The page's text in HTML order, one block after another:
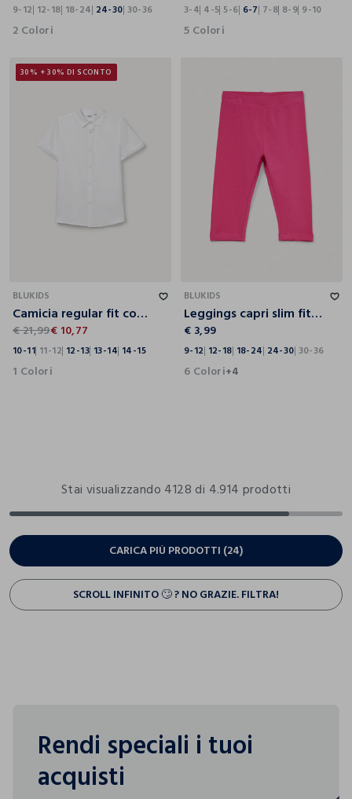
9-12 12-18 18-24 24-30 30-36
2 Colori
3-4 4-5 5-6 6-7 7-8 8-9 9-10
5 Colori
30% + 30% DI SCONTO
BLUKIDS
Camicia regular fit con collo alla francese misto lino ragazzo
€ 21,99€ 10,77
10-11 11-12 12-13 13-14 14-15
1 Colori
BLUKIDS
Leggings capri slim fit in jersey di cotone stretch bimba
€ 3,99
9-12 12-18 18-24 24-30 30-36
6 Colori+4
Stai visualizzando 4128 di 4.914 prodotti
CARICA PIÙ PRODOTTI (24)
SCROLL INFINITO 🙄 ? NO GRAZIE. FILTRA!
Rendi speciali i tuoi
acquisti